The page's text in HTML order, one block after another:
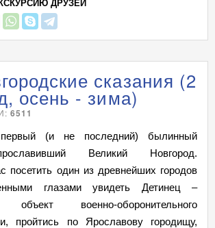
ДРУЗЕЙ
сказания (2
осень - зима)
6511
(и не последний) былинный
Великий Новгород.
посетить один из древнейших городов
глазами увидеть Детинец –
объект военно-оборонительного
пройтись по Ярославову городищу,